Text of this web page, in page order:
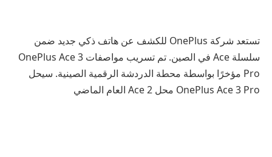
تستعد شركة OnePlus للكشف عن هاتف ذكي جديد ضمن
سلسلة Ace في الصين. تم تسريب مواصفات OnePlus Ace 3
Pro مؤخرًا بواسطة محطة الدردشة الرقمية الصينية. سيحل
OnePlus Ace 3 Pro محل Ace 2 العام الماضي